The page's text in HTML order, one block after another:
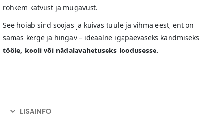
rohkem katvust ja mugavust.
See hoiab sind soojas ja kuivas tuule ja vihma eest, ent on
samas kerge ja hingav – ideaalne igapäevaseks kandmiseks
tööle, kooli või nädalavahetuseks loodusesse.
LISAINFO